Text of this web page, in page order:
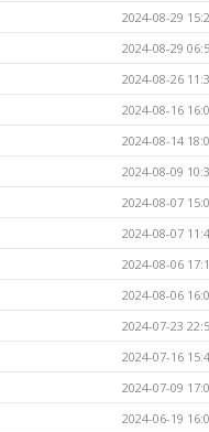
2024-08-29
2024-08-29
2024-08-26
2024-08-16
2024-08-14
2024-08-09
2024-08-07
2024-08-07
2024-08-06
2024-08-06
2024-07-23
2024-07-16
2024-07-09
2024-06-19